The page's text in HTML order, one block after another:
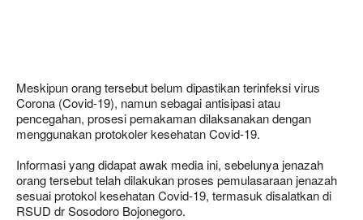
Meskipun orang tersebut belum dipastikan terinfeksi virus
Corona (Covid-19), namun sebagai antisipasi atau
pencegahan, prosesi pemakaman dilaksanakan dengan
menggunakan protokoler kesehatan Covid-19.
Informasi yang didapat awak media ini, sebelunya jenazah
orang tersebut telah dilakukan proses pemulasaraan jenazah
sesuai protokol kesehatan Covid-19, termasuk disalatkan di
RSUD dr Sosodoro Bojonegoro.